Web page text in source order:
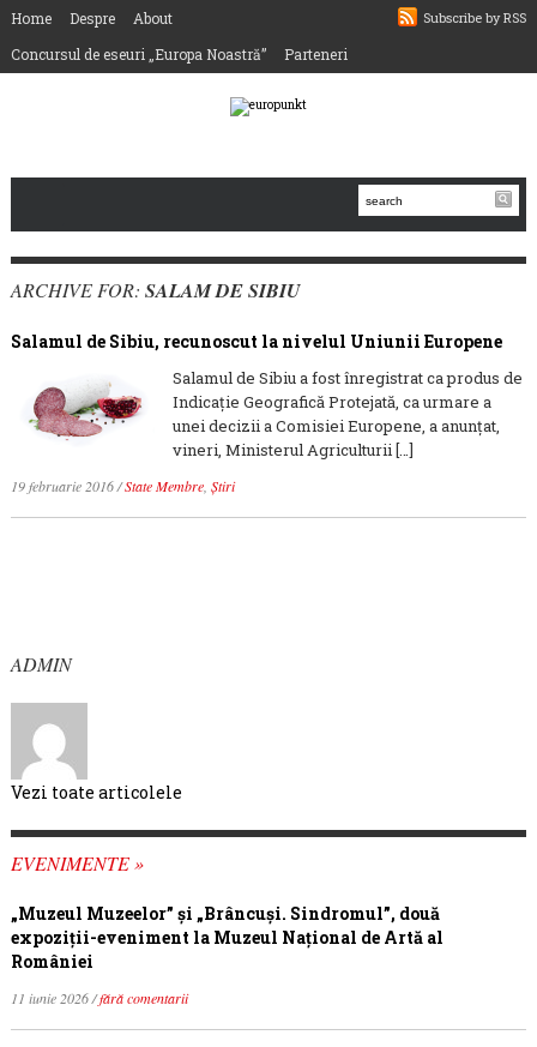
Subscribe by RSS
Home Despre
About
Concursul de eseuri „Europa Noastră”
Parteneri
ARCHIVE FOR: SALAM DE SIBIU
Salamul de Sibiu, recunoscut la nivelul Uniunii Europene
Salamul de Sibiu a fost înregistrat ca produs de
Indicație Geografică Protejată, ca urmare a
unei decizii a Comisiei Europene, a anunțat,
vineri, Ministerul Agriculturii […]
19 februarie 2016/State Membre, Știri
ADMIN
Vezi toate articolele
EVENIMENTE »
„Muzeul Muzeelor” și „Brâncuși. Sindromul”, două
expoziții-eveniment la Muzeul Național de Artă al
României
11 iunie 2026 /fără comentarii